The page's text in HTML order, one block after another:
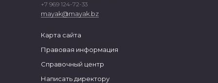
+7 969 124-72-33
mayak@mayak.bz
Карта сайта
Правовая информация
Справочный центр
Написать директору